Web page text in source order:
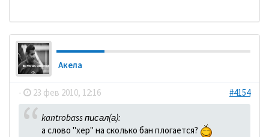
Акела
- 23 фев 2010, 12:16 #4154
kantrobass писал(а):
а слово "хер" на сколько бан плогается?